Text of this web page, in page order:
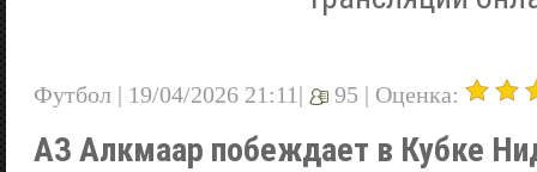
Футбол | 19/04/2026 21:11| 95 | Оценка:
АЗ Алкмаар побеждает в Кубке